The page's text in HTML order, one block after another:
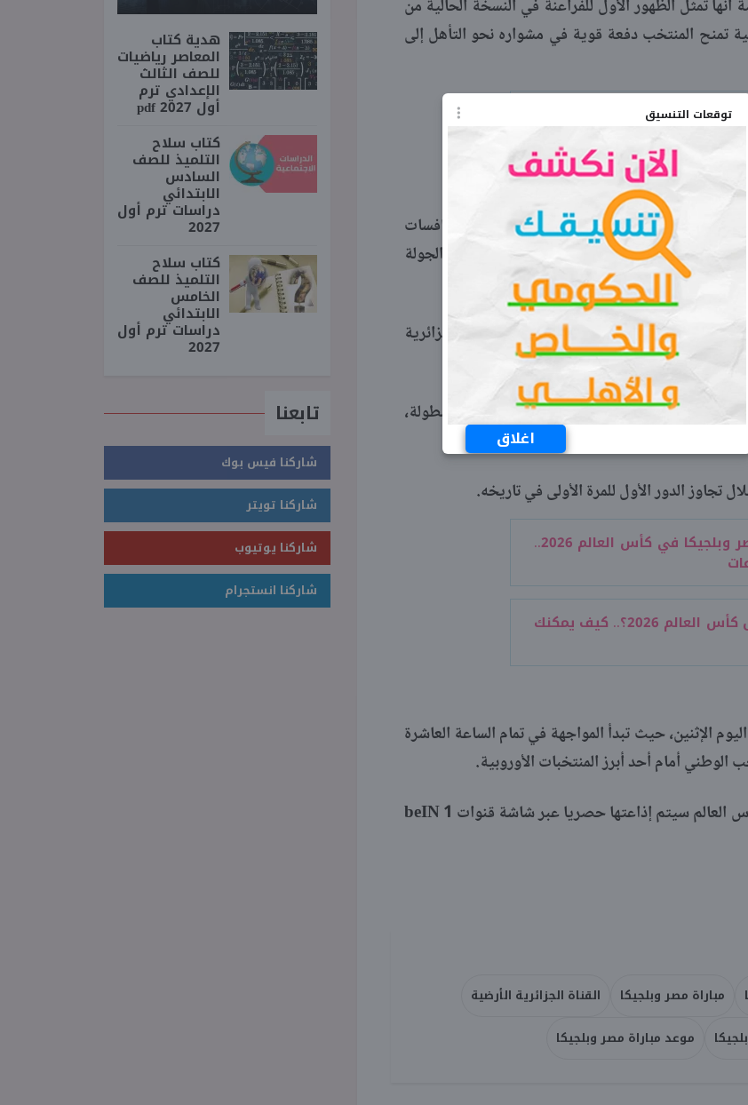
توقعات التنسيق
اغلاق
تمثل الظهور الأول للفراعنة في النسخة الحالية من
تمنح المنتخب دفعة قوية في مشواره نحو التأهل إلى
مذاعة في كأس العالم
مصر اليوم؟
أحداث اللقاء الذي يجمع المنتخبين ضمن منافسات
ما يزيد من أهمية حصد النقاط منذ الجولة
الأدوار الإقصائية.
الناقلة للمباراة، حيث أعلنت القناة الجزائرية
مجاني للجماهير.
ويدخل منتخب مصر منافسات كأس العالم 2026 بطموحات مرتفعة في مشاركته الرابعة بتاريخ البطولة،
روسيا 2018.
الدور الأول للمرة الأولى في تاريخه.
معلق مباراة مصر وبلجيكا في كأس العالم 2026..
هل شاهد ينقل كأس العالم 2026؟.. كيف يمكنك
الإثنين، حيث تبدأ المواجهة في تمام الساعة العاشرة
أمام أحد أبرز المنتخبات الأوروبية.
الجدير بالذكر، أن مباراة مصر وبلجيكا اليوم في كأس العالم سيتم إذاعتها حصريا عبر شاشة قنوات 1 beIN
مباراة مصر وبلجيكا
القناة الجزائرية الأرضية
موعد مباراة مصر وبلجيكا
هدية كتاب
المعاصر رياضيات
للصف الثالث
الإعدادي ترم
أول 2027 pdf
كتاب سلاح
التلميذ للصف
السادس
الابتدائي
دراسات ترم أول
2027
كتاب سلاح
التلميذ للصف
الخامس
الابتدائي
دراسات ترم أول
2027
تابعنا
شاركنا فيس بوك
شاركنا تويتر
شاركنا يوتيوب
شاركنا انستجرام